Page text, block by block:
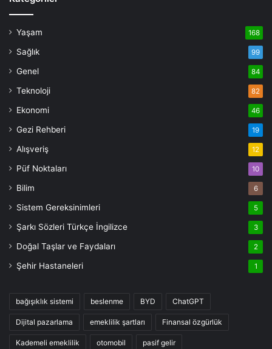
Yaşam 168
Sağlık 99
Genel 84
Teknoloji 82
Ekonomi 46
Gezi Rehberi 19
Alışveriş 12
Püf Noktaları 10
Bilim 6
Sistem Gereksinimleri 5
Şarkı Sözleri Türkçe İngilizce 3
Doğal Taşlar ve Faydaları 2
Şehir Hastaneleri 1
bağışıklık sistemi beslenme BYD ChatGPT
Dijital pazarlama emeklilik şartları Finansal özgürlük
Kademeli emeklilik otomobil pasif gelir